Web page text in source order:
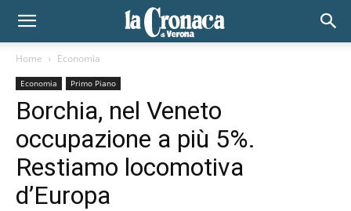
Home Economia
Economia Primo Piano
Borchia, nel Veneto
occupazione a più 5%.
Restiamo locomotiva
d’Europa